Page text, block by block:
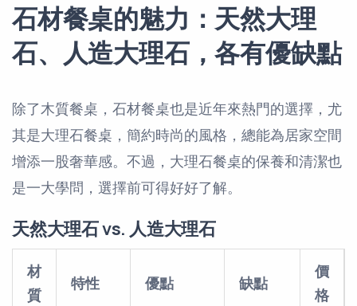
石材餐桌的魅力：天然大理
石、人造大理石，各有優缺點
除了木質餐桌，石材餐桌也是近年來熱門的選擇，尤
其是大理石餐桌，簡約時尚的風格，總能為居家空間
增添一股奢華感。不過，大理石餐桌的保養和清潔也
是一大學問，選擇前可得好好了解。
天然大理石 vs. 人造大理石
材
質
特性 優點 缺點
價
格